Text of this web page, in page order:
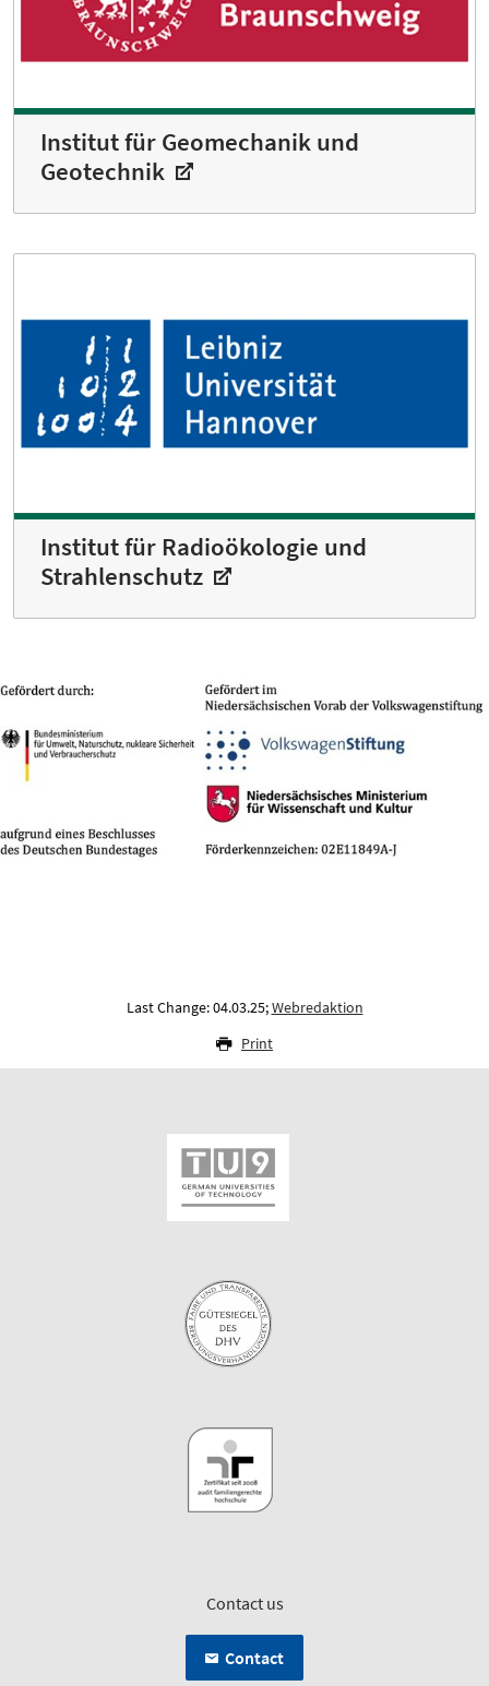
Institut für Geomechanik und
Geotechnik
Institut für Radioökologie und
Strahlenschutz
Last Change: 04.03.25;Webredaktion
Print
Contact us
Contact